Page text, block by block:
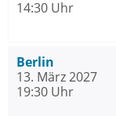
14:30 Uhr
Berlin
13. März 2027
19:30 Uhr